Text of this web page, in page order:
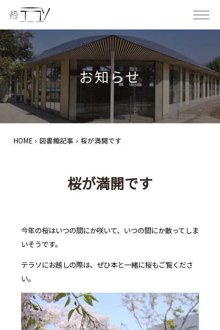
お知らせ
HOME › 図書館記事 › 桜が満開です
桜が満開です
今年の桜はいつの間にか咲いて、いつの間にか散ってしま
いそうです。
テラソにお越しの際は、ぜひ本と一緒に桜もご覧くださ
い。